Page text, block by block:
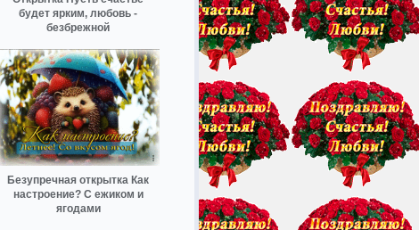
будет ярким, любовь -
безбрежной
Безупречная открытка Как
настроение? С ежиком и
ягодами